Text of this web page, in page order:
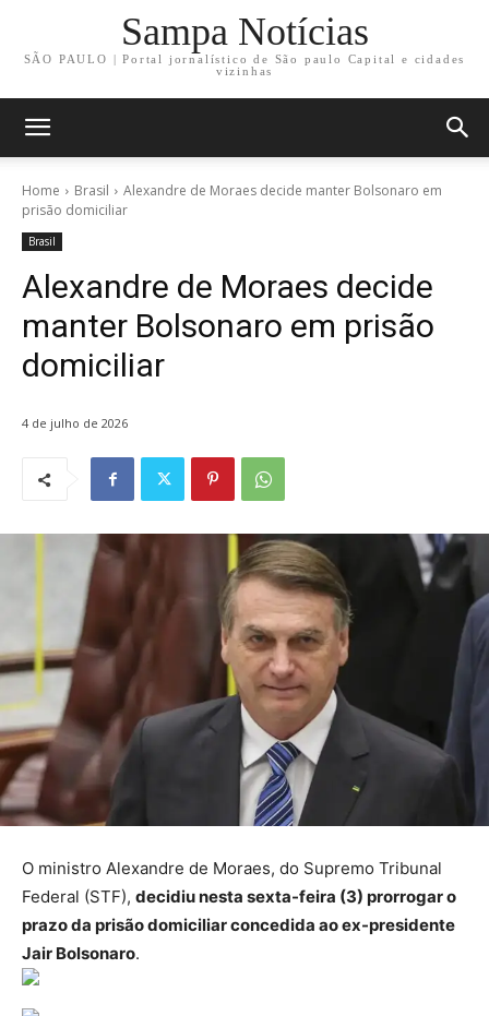
Sampa Notícias
SÃO PAULO | Portal jornalístico de São paulo Capital e cidades
vizinhas
Home Brasil
Alexandre de Moraes decide manter Bolsonaro em
prisão domiciliar
Brasil
Alexandre de Moraes decide
manter Bolsonaro em prisão
domiciliar
4 de julho de 2026
O ministro Alexandre de Moraes, do Supremo Tribunal
Federal (STF), decidiu nesta sexta-feira (3) prorrogar o
prazo da prisão domiciliar concedida ao ex-presidente
Jair Bolsonaro.